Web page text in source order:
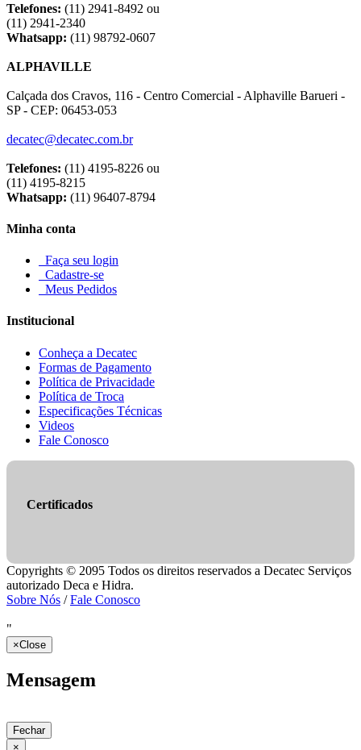
Telefones: (11) 2941-8492 ou
(11) 2941-2340
Whatsapp: (11) 98792-0607
ALPHAVILLE
Calçada dos Cravos, 116 - Centro Comercial - Alphaville Barueri -
SP - CEP: 06453-053
decatec@decatec.com.br
Telefones: (11) 4195-8226 ou
(11) 4195-8215
Whatsapp: (11) 96407-8794
Minha conta
Faça seu login
Cadastre-se
Meus Pedidos
Institucional
Conheça a Decatec
Formas de Pagamento
Política de Privacidade
Política de Troca
Especificações Técnicas
Videos
Fale Conosco
Certificados
Copyrights © 2095 Todos os direitos reservados a Decatec Serviços
autorizado Deca e Hidra.
Sobre Nós /Fale Conosco
"
×Close
Mensagem
Fechar
×